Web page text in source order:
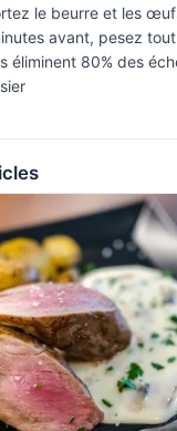
le beurre et les
avant, pesez
éliminent 80% des